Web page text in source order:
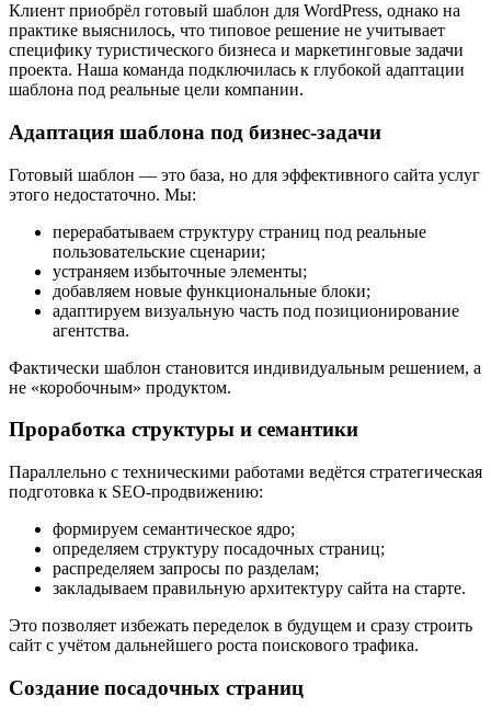
Клиент приобрёл готовый шаблон для WordPress, однако на
практике выяснилось, что типовое решение не учитывает
специфику туристического бизнеса и маркетинговые задачи
проекта. Наша команда подключилась к глубокой адаптации
шаблона под реальные цели компании.
Адаптация шаблона под бизнес-задачи
Готовый шаблон — это база, но для эффективного сайта услуг
этого недостаточно. Мы:
перерабатываем структуру страниц под реальные
пользовательские сценарии;
устраняем избыточные элементы;
добавляем новые функциональные блоки;
адаптируем визуальную часть под позиционирование
агентства.
Фактически шаблон становится индивидуальным решением, а
не «коробочным» продуктом.
Проработка структуры и семантики
Параллельно с техническими работами ведётся стратегическая
подготовка к SEO-продвижению:
формируем семантическое ядро;
определяем структуру посадочных страниц;
распределяем запросы по разделам;
закладываем правильную архитектуру сайта на старте.
Это позволяет избежать переделок в будущем и сразу строить
сайт с учётом дальнейшего роста поискового трафика.
Создание посадочных страниц